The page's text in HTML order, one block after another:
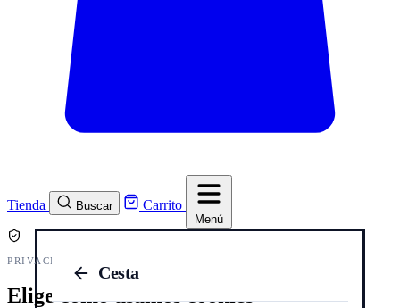
Tienda Buscar Carrito
Menú
Cesta
PRIVACIDAD Y COOKIES
Elige cómo usamos cookies